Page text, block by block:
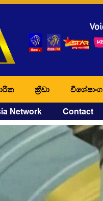
ක්‍රීඩා විශේෂාංග
Network Contact